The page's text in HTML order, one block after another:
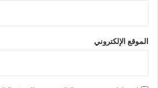
الموقع الإلكتروني